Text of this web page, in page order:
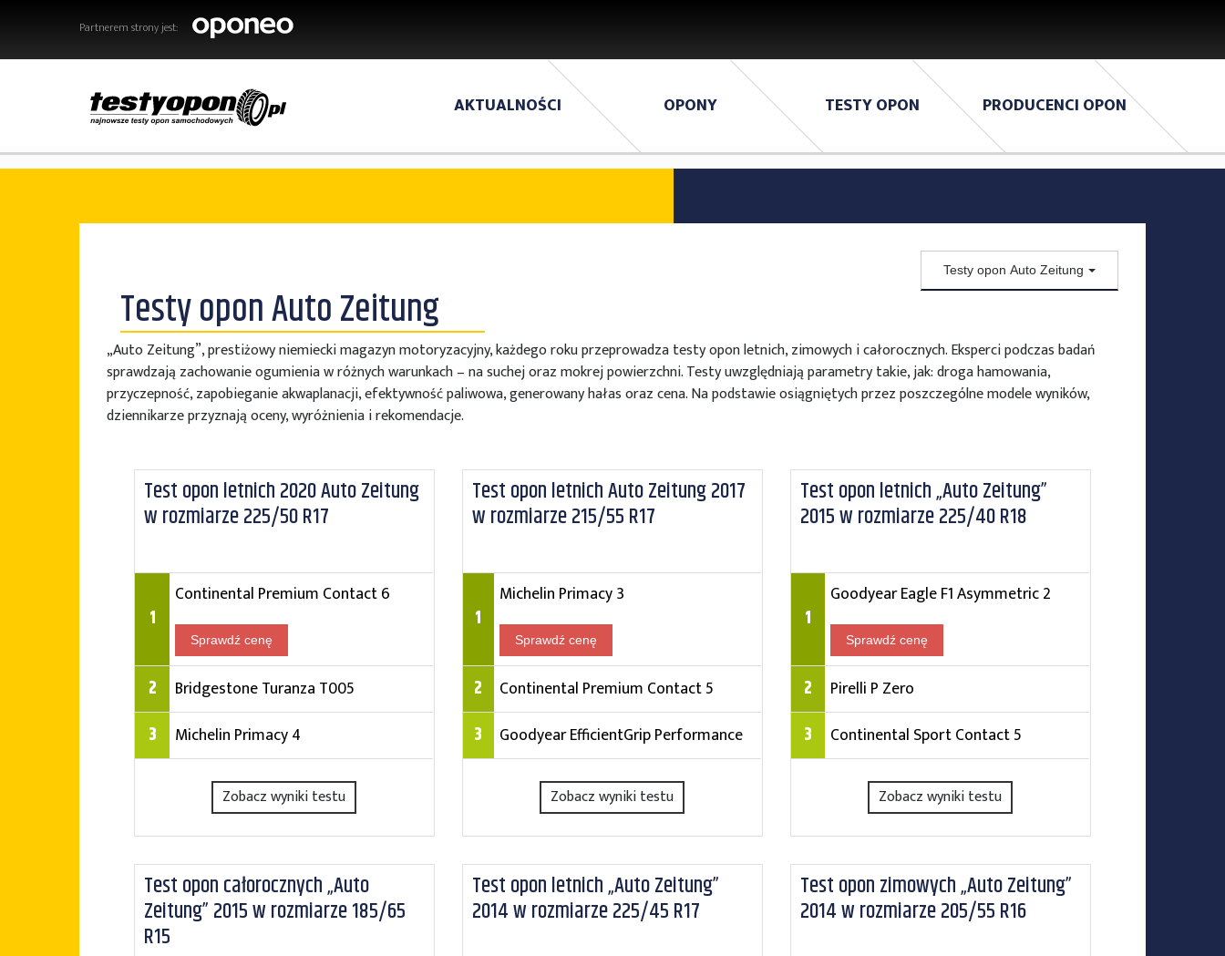
Partnerem strony jest:
AKTUALNOŚCI OPONY TESTY OPON PRODUCENCI OPON
Testy opon Auto Zeitung
Testy opon ACE/GTÜ
Testy opon Auto Motor und Sport
Testy opon AutoBild
Testy opon Auto Zeitung
„Auto Zeitung”, prestiżowy niemiecki magazyn motoryzacyjny, każdego roku przeprowadza testy opon letnich, zimowych i całorocznych. Eksperci podczas badań
sprawdzają zachowanie ogumienia w różnych warunkach – na suchej oraz mokrej powierzchni. Testy uwzględniają parametry takie, jak: droga hamowania,
przyczepność, zapobieganie akwaplanacji, efektywność paliwowa, generowany hałas oraz cena. Na podstawie osiągniętych przez poszczególne modele wyników,
dziennikarze przyznają oceny, wyróżnienia i rekomendacje.
Test opon letnich 2020 Auto Zeitung
w rozmiarze 225/50 R17
1
Continental Premium Contact 6
Sprawdź cenę
2 Bridgestone Turanza T005
3 Michelin Primacy 4
Zobacz wyniki testu
Test opon letnich Auto Zeitung 2017
w rozmiarze 215/55 R17
1
Michelin Primacy 3
Sprawdź cenę
2 Continental Premium Contact 5
3 Goodyear EfficientGrip Performance
Zobacz wyniki testu
Test opon letnich „Auto Zeitung”
2015 w rozmiarze 225/40 R18
1
Goodyear Eagle F1 Asymmetric 2
Sprawdź cenę
2 Pirelli P Zero
3 Continental Sport Contact 5
Zobacz wyniki testu
Test opon całorocznych „Auto
Zeitung” 2015 w rozmiarze 185/65
R15
Test opon letnich „Auto Zeitung”
2014 w rozmiarze 225/45 R17
Test opon zimowych „Auto Zeitung”
2014 w rozmiarze 205/55 R16